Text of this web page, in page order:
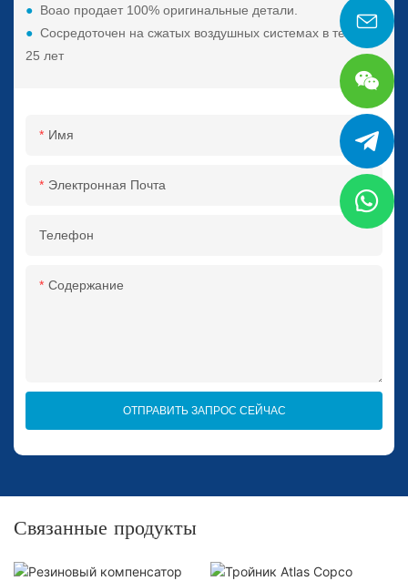
● Boao продает 100% оригинальные детали.
●Сосредоточен на сжатых воздушных системах в течение
25 лет
Имя
Электронная Почта
Телефон
Содержание
ОТПРАВИТЬ ЗАПРОС СЕЙЧАС
Связанные продукты